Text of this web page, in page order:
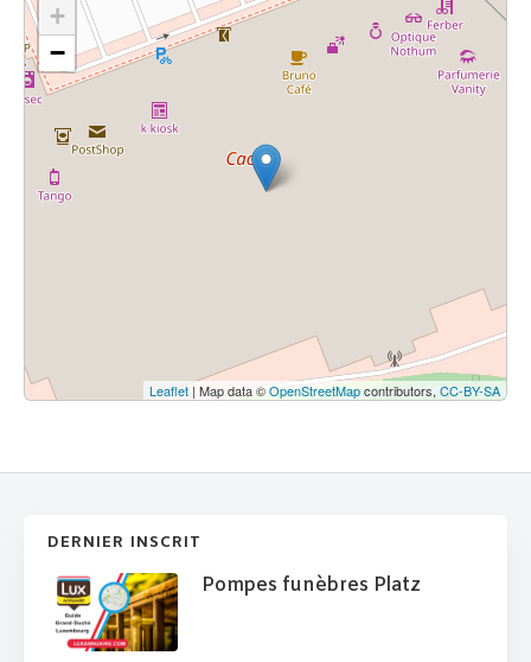
+
−
Leaflet | Map data ©OpenStreetMapcontributors, CC-BY-SA
DERNIER INSCRIT
Pompes funèbres Platz